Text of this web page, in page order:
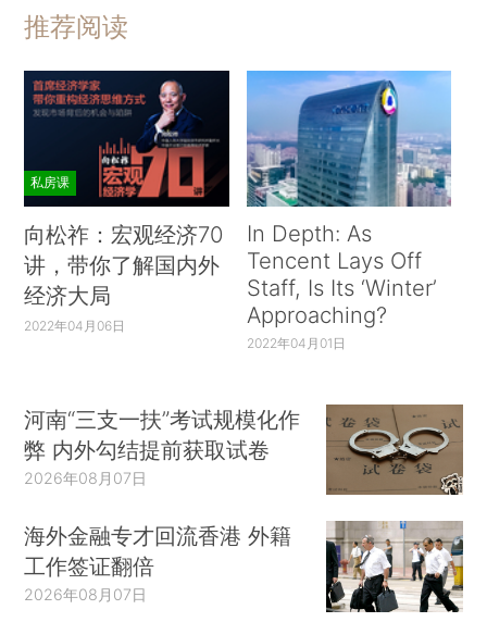
推荐阅读
私房课
向松祚：宏观经济70
讲，带你了解国内外
经济大局
2022年04月06日
In Depth: As
Tencent Lays Off
Staff, Is Its ‘Winter’
Approaching?
2022年04月01日
河南“三支一扶”考试规模化作
弊 内外勾结提前获取试卷
2026年08月07日
海外金融专才回流香港 外籍
工作签证翻倍
2026年08月07日